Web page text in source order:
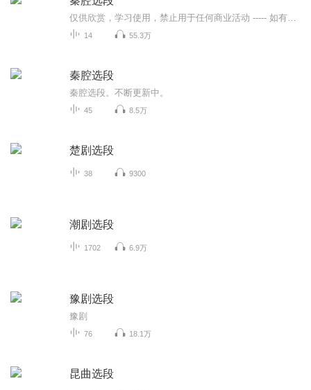
14 55.3万
秦腔选段
秦腔选段。不断更新中。
45 8.5万
楚剧选段
38 9300
潮剧选段
1702 6.9万
豫剧选段
豫剧
76 18.1万
昆曲选段